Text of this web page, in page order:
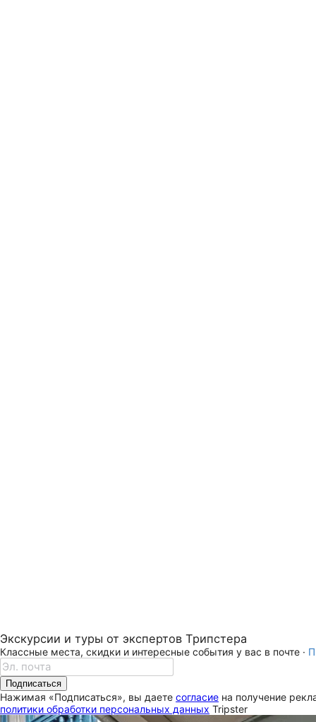
Экскурсии и туры от экспертов Трипстера
Классные места, скидки и интересные события у вас в почте ·
Подписаться
Нажимая «Подписаться», вы даете согласие на получение
политики обработки персональных данных Tripster